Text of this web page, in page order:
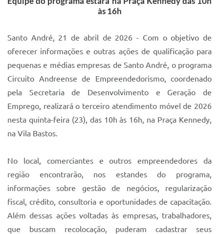
Mobilidade Urbana Sustentável
Parque Escola
Portal da Educação
Quadra Fiscal
SIC
Autarquias
às 16h
Santo André, 21 de abril de 2026 - Com o objetivo de
oferecer informações e outras ações de qualificação para
pequenas e médias empresas de Santo André, o programa
Circuito Andreense de Empreendedorismo, coordenado
pela Secretaria de Desenvolvimento e Geração de
Emprego, realizará o terceiro atendimento móvel de 2026
nesta quinta-feira (23), das 10h às 16h, na Praça Kennedy,
na Vila Bastos.
No local, comerciantes e outros empreendedores da
região encontrarão, nos estandes do programa,
informações sobre gestão de negócios, regularização
fiscal, crédito, consultoria e oportunidades de capacitação.
Além dessas ações voltadas às empresas, trabalhadores,
que buscam recolocação, puderam cadastrar seus